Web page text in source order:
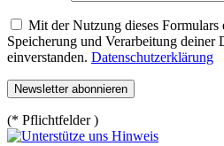
Mit der Nutzung dieses
Speicherung und Verarbeitung deiner
einverstanden. Datenschutzerklärung
(* Pflichtfelder )